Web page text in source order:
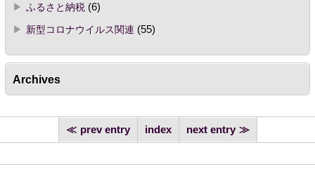
ふるさと納税(6)
新型コロナウイルス関連 (55)
Archives
prev entry index next entry